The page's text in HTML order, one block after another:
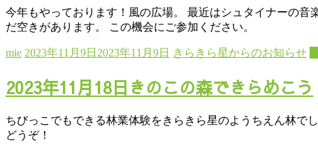
今年もやっております！風の広場。 最近はシュタイナーの音
だ空きがあります。 この機会にご参加ください。
mie 2023年11月9日 2023年11月9日 きらきら星からのお知らせ
2023年11月18日きのこの森できらめこう
ちびっこでもできる林業体験をきらきら星のようちえん林で
どうぞ！